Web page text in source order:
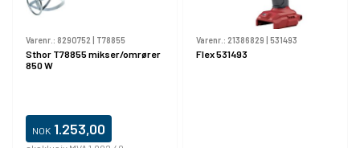
Varenr.: 8290752 | T78855
Sthor T78855 mikser/omrører
850 W
NOK 1.253,00
Varenr.: 21386829 | 531493
Flex 531493